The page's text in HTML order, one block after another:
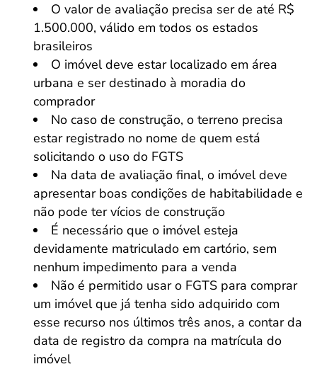
O valor de avaliação precisa ser de até R$
1.500.000, válido em todos os estados
brasileiros
O imóvel deve estar localizado em área
urbana e ser destinado à moradia do
comprador
No caso de construção, o terreno precisa
estar registrado no nome de quem está
solicitando o uso do FGTS
Na data de avaliação final, o imóvel deve
apresentar boas condições de habitabilidade e
não pode ter vícios de construção
É necessário que o imóvel esteja
devidamente matriculado em cartório, sem
nenhum impedimento para a venda
Não é permitido usar o FGTS para comprar
um imóvel que já tenha sido adquirido com
esse recurso nos últimos três anos, a contar da
data de registro da compra na matrícula do
imóvel